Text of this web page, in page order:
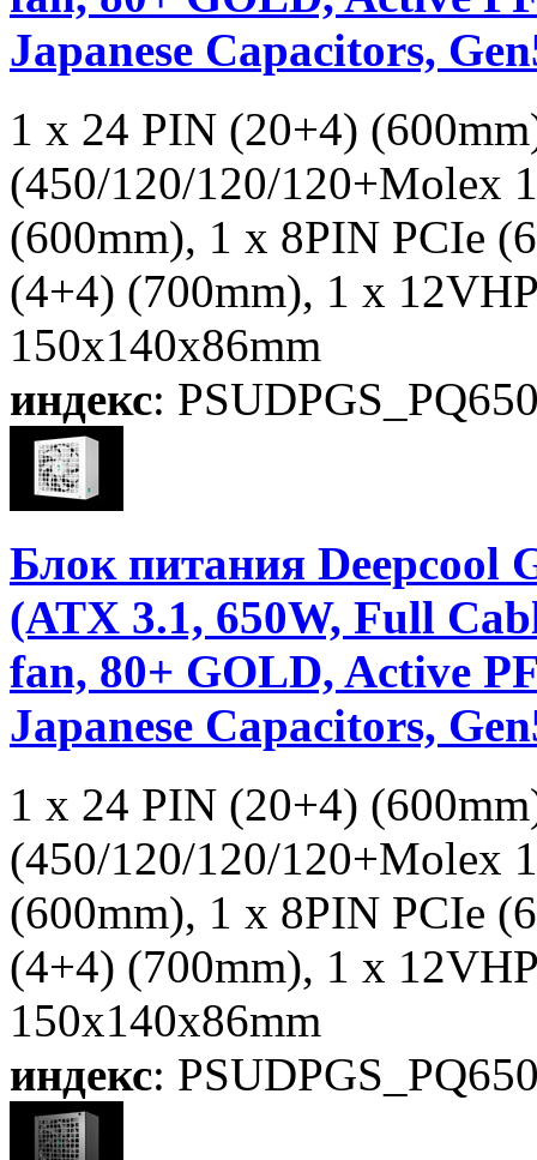
Japanese Capacitors,
1 x 24 PIN (20+4)
(450/120/120/120+Molex
(600mm), 1 x 8PIN PCIe
(4+4) (700mm), 1 x
150x140x86mm
индекс:
Блок питания Deepcool
(ATX 3.1, 650W, Full
fan, 80+ GOLD, Active
Japanese Capacitors,
1 x 24 PIN (20+4)
(450/120/120/120+Molex
(600mm), 1 x 8PIN PCIe
(4+4) (700mm), 1 x
150x140x86mm
индекс: